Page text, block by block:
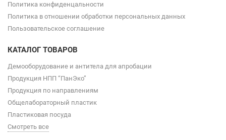
Политика конфиденцальности
Политика в отношении обработки персональных данных
Пользовательское соглашение
КАТАЛОГ ТОВАРОВ
Демооборудование и антитела для апробации
Продукция НПП “ПанЭко”
Продукция по направлениям
Общелабораторный пластик
Пластиковая посуда
Смотреть все